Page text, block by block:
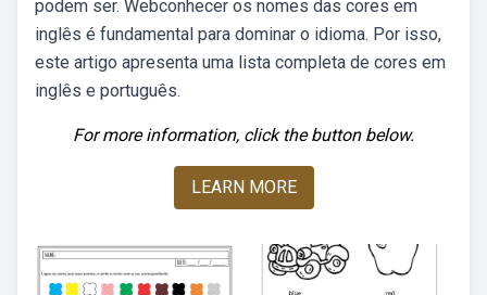
podem ser. Webconhecer os nomes das cores em
inglês é fundamental para dominar o idioma. Por isso,
este artigo apresenta uma lista completa de cores em
inglês e português.
For more information, click the button below.
LEARN MORE